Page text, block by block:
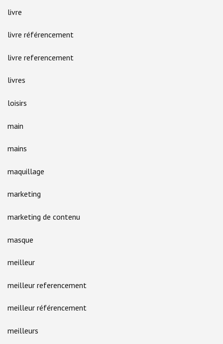
livre
livre référencement
livre referencement
livres
loisirs
main
mains
maquillage
marketing
marketing de contenu
masque
meilleur
meilleur referencement
meilleur référencement
meilleurs